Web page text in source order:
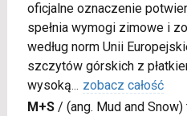
oficjalne oznaczenie
spełnia wymogi zimowe i
według norm Unii
szczytów górskich z
wysoką... zobacz całość
M+S/ (ang. Mud and